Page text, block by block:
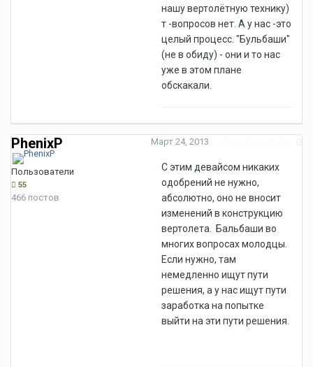
нашу вертолётную технику)
т -вопросов нет. А у нас -это
целый процесс. "Бульбаши"
(не в обиду) - они и то нас
уже в этом плане
обскакали.
PhenixP
Пользователи
55
466 постов
Март 24, 2013
С этим девайсом никаких
одобрений не нужно,
абсолютно, оно не вносит
изменений в конструкцию
вертолета. Бальбаши во
многих вопросах молодцы.
Если нужно, там
немедленно ищут пути
решения, а у нас ищут пути
заработка на попытке
выйти на эти пути решения.